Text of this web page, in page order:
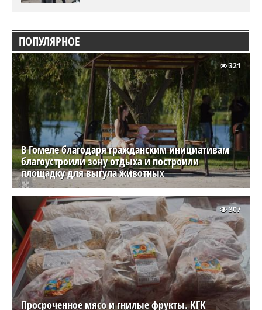
ПОПУЛЯРНОЕ
В Гомеле благодаря гражданским инициативам
благоустроили зону отдыха и построили
площадку для выгула животных
321
Просроченное мясо и гнилые фрукты. КГК
307